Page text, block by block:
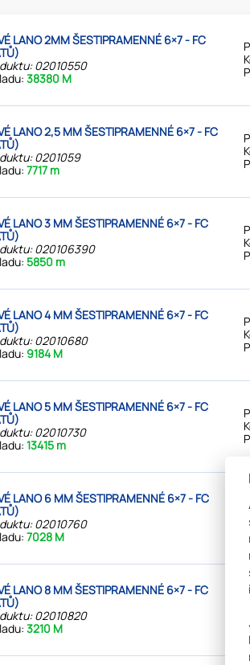
LANO 2MM ŠESTIPRAMENNÉ 6×7 - FC
02010550
38380 M
LANO 2,5 MM ŠESTIPRAMENNÉ 6×7 - FC
0201059
7717 m
LANO 3 MM ŠESTIPRAMENNÉ 6×7 - FC
020106390
5850 m
LANO 4 MM ŠESTIPRAMENNÉ 6×7 - FC
02010680
9184 M
LANO 5 MM ŠESTIPRAMENNÉ 6×7 - FC
02010730
13415 m
LANO 6 MM ŠESTIPRAMENNÉ 6×7 - FC
02010760
7028 M
LANO 8 MM ŠESTIPRAMENNÉ 6×7 - FC
02010820
3210 M